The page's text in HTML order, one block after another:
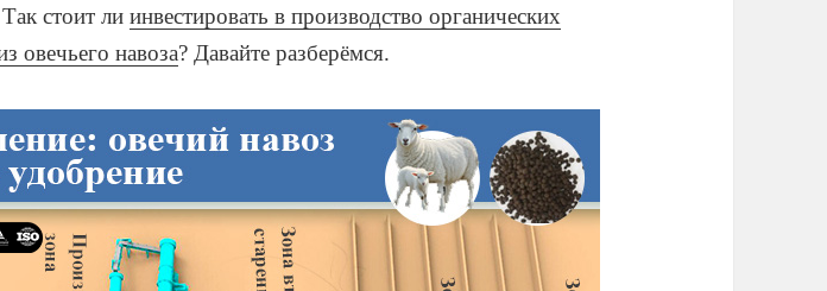
стоит лиинвестировать в производство органических
овечьего навоза? Давайте разберёмся.